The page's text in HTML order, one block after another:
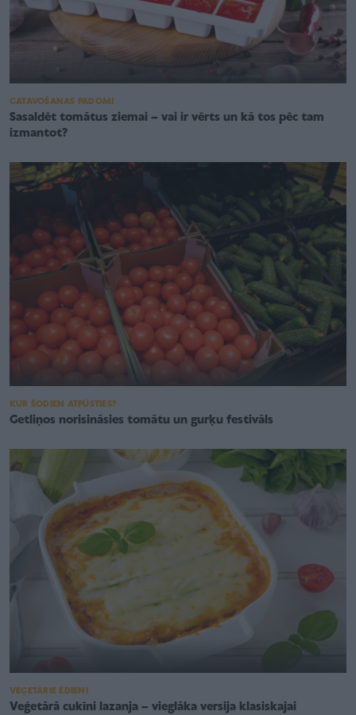
GATAVOŠANAS PADOMI
Sasaldēt tomātus ziemai – vai ir vērts un kā tos pēc tam
izmantot?
KUR ŠODIEN ATPŪSTIES?
Getliņos norisināsies tomātu un gurķu festivāls
VEĢETĀRIE ĒDIENI
Veģetārā cukīni lazanja – vieglāka versija klasiskajai